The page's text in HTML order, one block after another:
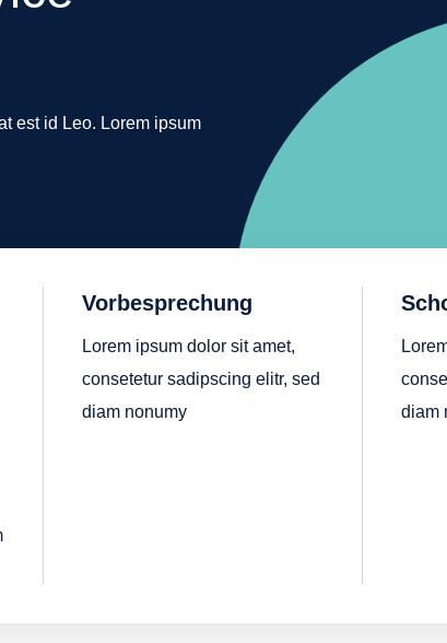
est id Leo. Lorem ipsum
Vorbesprechung
Lorem ipsum dolor sit amet,
consetetur sadipscing elitr, sed
diam nonumy
diam